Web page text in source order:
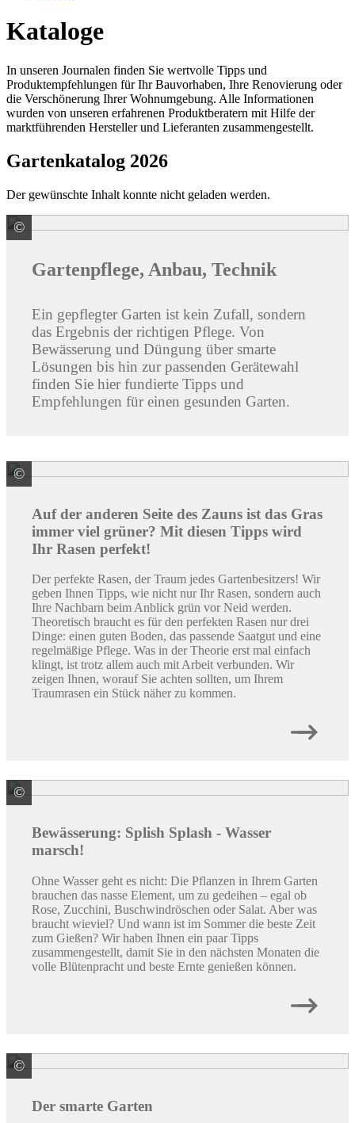
Kataloge
In unseren Journalen finden Sie wertvolle Tipps und
Produktempfehlungen für Ihr Bauvorhaben, Ihre Renovierung oder
die Verschönerung Ihrer Wohnumgebung. Alle Informationen
wurden von unseren erfahrenen Produktberatern mit Hilfe der
marktführenden Hersteller und Lieferanten zusammengestellt.
Gartenkatalog 2026
Der gewünschte Inhalt konnte nicht geladen werden.
© © Cookie Studio / stock.adobe.com
Gartenpflege, Anbau, Technik
Ein gepflegter Garten ist kein Zufall, sondern
das Ergebnis der richtigen Pflege. Von
Bewässerung und Düngung über smarte
Lösungen bis hin zur passenden Gerätewahl
finden Sie hier fundierte Tipps und
Empfehlungen für einen gesunden Garten.
© © Rosalie P. / stock.adobe.com
Auf der anderen Seite des Zauns ist das Gras
immer viel grüner? Mit diesen Tipps wird
Ihr Rasen perfekt!
Der perfekte Rasen, der Traum jedes Gartenbesitzers! Wir
geben Ihnen Tipps, wie nicht nur Ihr Rasen, sondern auch
Ihre Nachbarn beim Anblick grün vor Neid werden.
Theoretisch braucht es für den perfekten Rasen nur drei
Dinge: einen guten Boden, das passende Saatgut und eine
regelmäßige Pflege. Was in der Theorie erst mal einfach
klingt, ist trotz allem auch mit Arbeit verbunden. Wir
zeigen Ihnen, worauf Sie achten sollten, um Ihrem
Traumrasen ein Stück näher zu kommen.
© © Ralf Geithe / stock.adobe.com
Bewässerung: Splish Splash - Wasser
marsch!
Ohne Wasser geht es nicht: Die Pflanzen in Ihrem Garten
brauchen das nasse Element, um zu gedeihen – egal ob
Rose, Zucchini, Buschwindröschen oder Salat. Aber was
braucht wieviel? Und wann ist im Sommer die beste Zeit
zum Gießen? Wir haben Ihnen ein paar Tipps
zusammengestellt, damit Sie in den nächsten Monaten die
volle Blütenpracht und beste Ernte genießen können.
© © tunedin / stock.adobe.com
Der smarte Garten